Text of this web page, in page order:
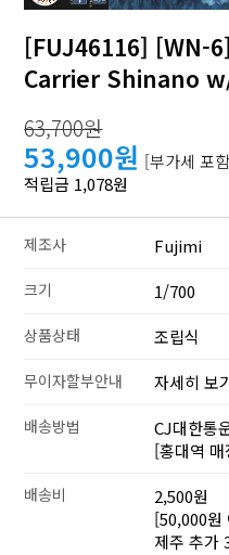
[FUJ46116] [WN-
Carrier Shinano
63,700원
53,900원 [부가세 포
적립금 1,078원
제조사 Fujimi
크기 1/700
상품상태 조립식
무이자할부안내 자세히 보
배송방법
CJ대한통
[홍대역
배송비
2,500원
[50,000원
제주 추가